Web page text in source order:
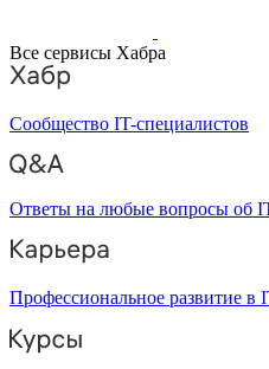
Все сервисы Хабра
Сообщество IT-специалистов
Ответы на любые вопросы об
Профессиональное развитие в